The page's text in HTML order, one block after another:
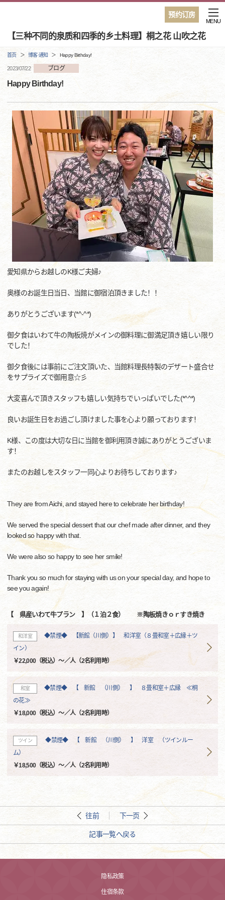
预约订房
【三种不同的泉质和四季的乡土料理】桐之花 山吹之花
MENU
首页 博客·通知 Happy Birthday!
2023/07/22 ブログ
Happy Birthday!
愛知県からお越しのK様ご夫婦♪
奥様のお誕生日当日、当館に御宿泊頂きました！！
ありがとうございます(*^-^*)
御夕食はいわて牛の陶板焼がメインの御料理に御満足頂き嬉しい限り
でした！
御夕食後には事前にご注文頂いた、当館料理長特製のデザート盛合せ
をサプライズで御用意☆彡
大変喜んで頂きスタッフも嬉しい気持ちでいっぱいでした(*^^*)
良いお誕生日をお過ごし頂けました事を心より願っております！
K様、この度は大切な日に当館を御利用頂き誠にありがとうございま
す！
またのお越しをスタッフ一同心よりお待ちしております♪
They are from Aichi, and stayed here to celebrate her birthday!
We served the special dessert that our chef made after dinner, and they
looked so happy with that.
We were also so happy to see her smile!
Thank you so much for staying with us on your special day, and hope to
see you again!
【 県産いわて牛プラン 】（１泊２食） ※陶板焼きｏｒすき焼き
和洋室
◆禁煙◆ 【新館（川側）】 和洋室（８畳和室＋広縁＋ツ
イン）
￥22,000（税込）～／人（2名利用時）
和室
◆禁煙◆ 【 新館 （川側） 】 ８畳和室＋広縁 ≪桐
の花≫
￥18,000（税込）～／人（2名利用時）
ツイン
◆禁煙◆ 【 新館 （川側） 】 洋室 （ツインルー
ム）
￥18,500（税込）～／人（2名利用時）
往前 下一页
記事一覧へ戻る
隐私政策
住宿条款